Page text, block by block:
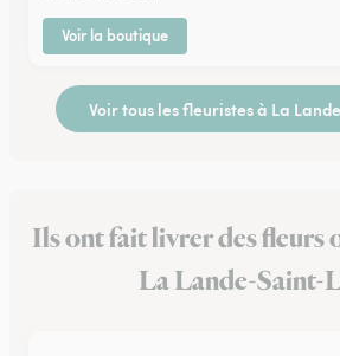
Voir la boutique
Voir tous les fleuristes à La
Ils ont fait livrer des fleurs
La Lande-Saint-